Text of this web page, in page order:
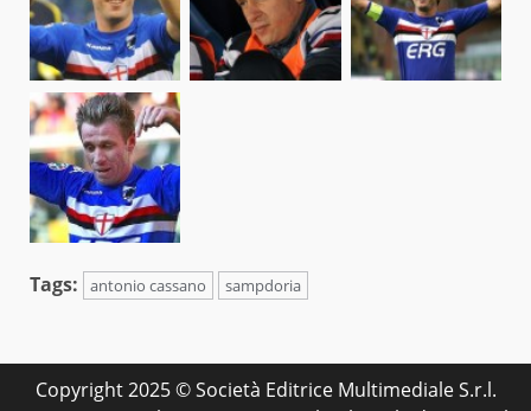
Tags: antonio cassano sampdoria
Copyright 2025 © Società Editrice Multimediale S.r.l.